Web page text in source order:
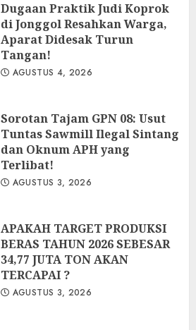
Dugaan Praktik Judi Koprok
di Jonggol Resahkan Warga,
Aparat Didesak Turun
Tangan!
AGUSTUS 4, 2026
‎Sorotan Tajam GPN 08: Usut
Tuntas Sawmill Ilegal Sintang
dan Oknum APH yang
Terlibat!
AGUSTUS 3, 2026
APAKAH TARGET PRODUKSI
BERAS TAHUN 2026 SEBESAR
34,77 JUTA TON AKAN
TERCAPAI ?
AGUSTUS 3, 2026